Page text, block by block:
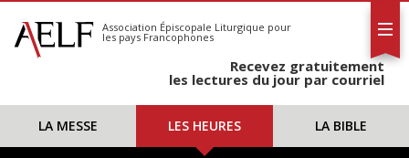
S'abonner
Calendrier
Association Épiscopale Liturgique pour
les pays Francophones
Recevez gratuitement
les lectures du jour par courriel
LA MESSE LES HEURES LA BIBLE